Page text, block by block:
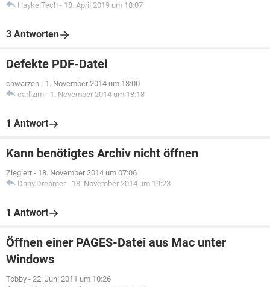
HaykelTech - 18. April 2019 um 18:07
3 Antworten
Defekte PDF-Datei
chwarzen - 1. November 2014 um 18:00
carllzim - 1. November 2014 um 18:18
1 Antwort
Kann benötigtes Archiv nicht öffnen
Zieglerr - 18. November 2014 um 07:06
Dany.Dreamer - 18. November 2014 um 19:23
1 Antwort
Öffnen einer PAGES-Datei aus Mac unter
Windows
Tobby - 22. Juni 2011 um 10:26